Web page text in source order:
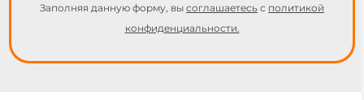
Заполняя данную форму, вы соглашаетесь с политикой
конфиденциальности.